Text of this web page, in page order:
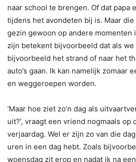
naar school te brengen. Of dat papa
tijdens het avondeten bij is. Maar
gezin gewoon op andere momenten
zijn betekent bijvoorbeeld dat als we
bijvoorbeeld het strand of naar het
auto’s gaan. Ik kan namelijk zomaar
en weggeroepen worden.
‘Maar hoe ziet zo’n dag als
uit?’, vraagt een vriend nogmaals
verjaardag. Wel er zijn zo van die
uren in een dag hebt. Zoals
woensdag zit erop en nadat ik na